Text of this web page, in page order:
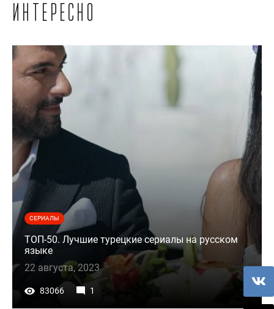
интересно
СЕРИАЛЫ
ТОП-50. Лучшие турецкие сериалы на русском
языке
22 августа, 2023
83066 1